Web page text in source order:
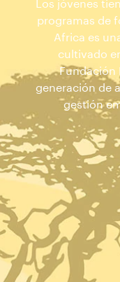
Los jóvenes
programas de
Africa es
cultivado
Fundación
generación de
gestión